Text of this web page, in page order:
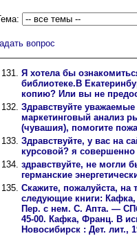
вопрос
Я хотела бы
библиотеке.В
копию? Или вы не
Здравствуйте
маркетинговый анализ
(чувашия), помогите
Здравствуйте, у вас на
курсовой? я совершенно
здравствуйте, не могли
германские
Скажите, пожалуйста, на
следующие книги:
Пер. с нем. С. Апта. —
45-00. Кафка, Франц. В
Новосибирск : Дет. лит.,